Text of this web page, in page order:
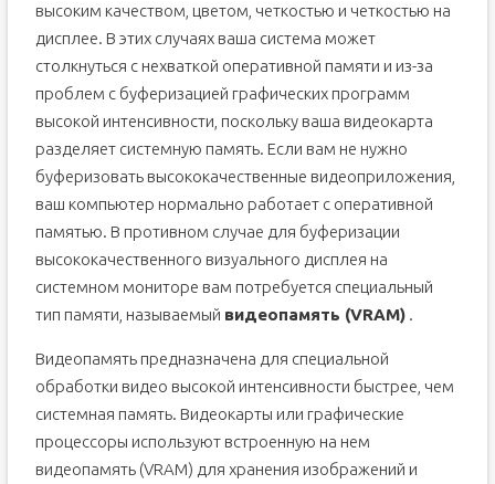
Почему нет, и что скажет профи?
Отличие новых от старых
Одно за счет другого
Все способы, иных нет
высоким качеством, цветом, четкостью и четкостью на
дисплее. В этих случаях ваша система может
столкнуться с нехваткой оперативной памяти и из-за
проблем с буферизацией графических программ
высокой интенсивности, поскольку ваша видеокарта
разделяет системную память. Если вам не нужно
буферизовать высококачественные видеоприложения,
ваш компьютер нормально работает с оперативной
памятью. В противном случае для буферизации
высококачественного визуального дисплея на
системном мониторе вам потребуется специальный
тип памяти, называемый видеопамять (VRAM).
Видеопамять предназначена для специальной
обработки видео высокой интенсивности быстрее, чем
системная память. Видеокарты или графические
процессоры используют встроенную на нем
видеопамять (VRAM) для хранения изображений и